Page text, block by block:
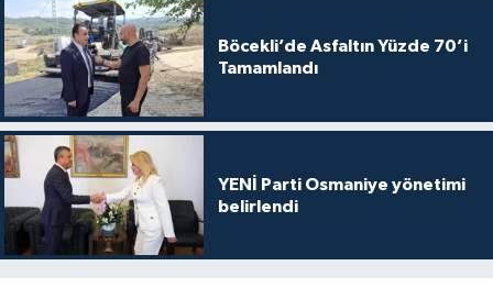
Böcekli’de Asfaltın Yüzde 70’i
Tamamlandı
YENİ Parti Osmaniye yönetimi
belirlendi